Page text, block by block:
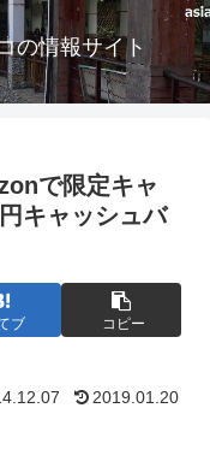
の情報サイト
で限定キャ
キャッシュバ
ブ コピー
2019.01.20